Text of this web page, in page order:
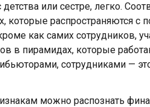
или сестре, легко.
которые распространяются с
как самих сотрудников,
в пирамидах, которые
сотрудниками —
можно распознать